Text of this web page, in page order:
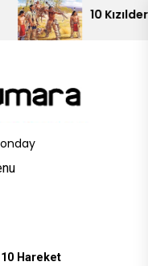
Kabilesi
10 Hareket